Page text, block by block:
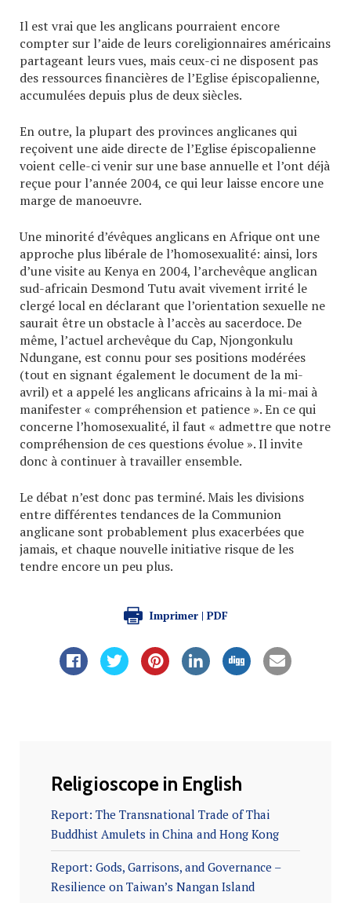
Il est vrai que les anglicans pourraient encore
compter sur l’aide de leurs coreligionnaires américains
partageant leurs vues, mais ceux-ci ne disposent pas
des ressources financières de l’Eglise épiscopalienne,
accumulées depuis plus de deux siècles.
En outre, la plupart des provinces anglicanes qui
reçoivent une aide directe de l’Eglise épiscopalienne
voient celle-ci venir sur une base annuelle et l’ont déjà
reçue pour l’année 2004, ce qui leur laisse encore une
marge de manoeuvre.
Une minorité d’évêques anglicans en Afrique ont une
approche plus libérale de l’homosexualité: ainsi, lors
d’une visite au Kenya en 2004, l’archevêque anglican
sud-africain Desmond Tutu avait vivement irrité le
clergé local en déclarant que l’orientation sexuelle ne
saurait être un obstacle à l’accès au sacerdoce. De
même, l’actuel archevêque du Cap, Njongonkulu
Ndungane, est connu pour ses positions modérées
(tout en signant également le document de la mi-
avril) et a appelé les anglicans africains à la mi-mai à
manifester « compréhension et patience ». En ce qui
concerne l’homosexualité, il faut « admettre que notre
compréhension de ces questions évolue ». Il invite
donc à continuer à travailler ensemble.
Le débat n’est donc pas terminé. Mais les divisions
entre différentes tendances de la Communion
anglicane sont probablement plus exacerbées que
jamais, et chaque nouvelle initiative risque de les
tendre encore un peu plus.
Imprimer | PDF
Religioscope in English
Report: The Transnational Trade of Thai
Buddhist Amulets in China and Hong Kong
Report: Gods, Garrisons, and Governance –
Resilience on Taiwan’s Nangan Island